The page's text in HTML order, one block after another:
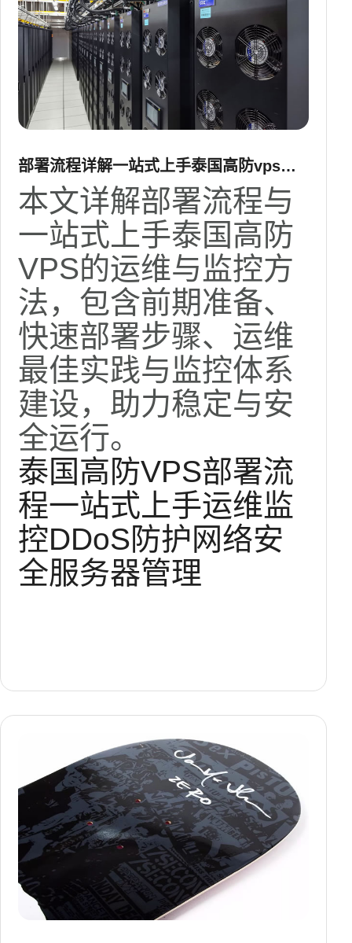
部署流程详解一站式上手泰国高防vps的
运维与监控方法
本文详解部署流程与
一站式上手泰国高防
VPS的运维与监控方
法，包含前期准备、
快速部署步骤、运维
最佳实践与监控体系
建设，助力稳定与安
全运行。
泰国高防VPS部署流
程一站式上手运维监
控DDoS防护网络安
全服务器管理